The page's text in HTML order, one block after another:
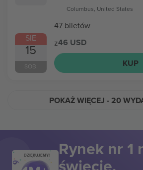
SIE
15
SOB.
Columbus, United States
47 biletów
z46 USD
KUP
POKAŻ WIĘCEJ - 20
DZIĘKUJEMY! Rynek nr 1